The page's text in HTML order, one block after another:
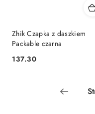
Zhik Czapka z daszkiem
Packable czarna
Cena:
137.30